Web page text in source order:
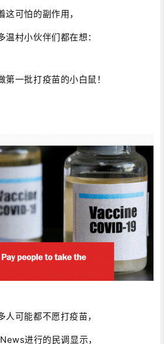
这可怕的副作用，
温村小伙伴们都在想：
第一批打疫苗的小白鼠！
人可能都不愿打疫苗，
进行的民调显示，